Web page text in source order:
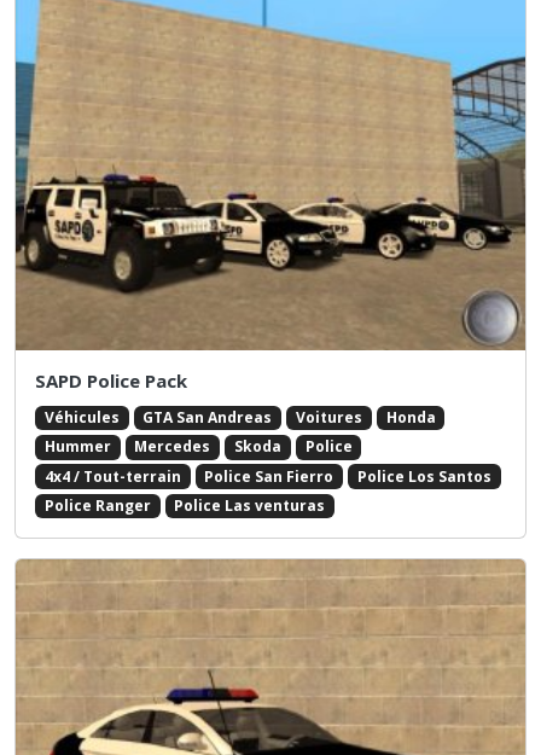
SAPD Police Pack
Véhicules GTA San Andreas Voitures
Honda
Hummer
Mercedes Skoda
Police
4x4 / Tout-terrain
Police San Fierro
Police Los Santos
Police Ranger
Police Las venturas